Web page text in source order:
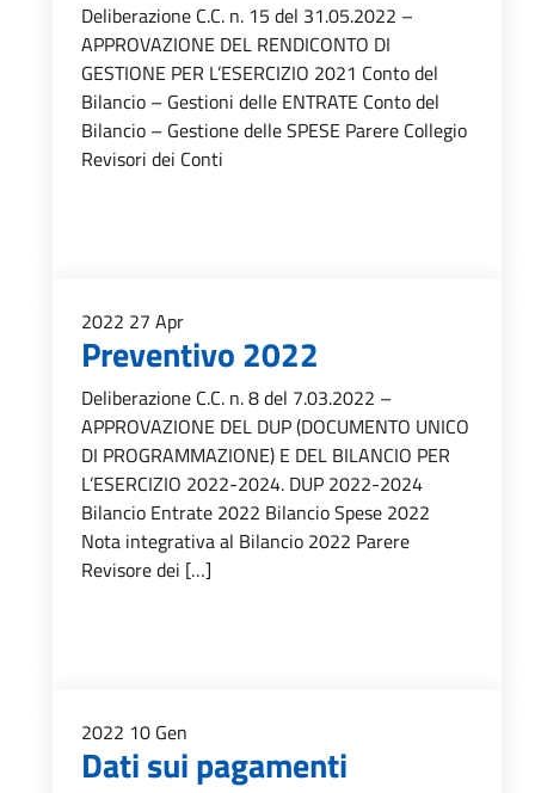
Deliberazione C.C. n. 15 del 31.05.2022 –
APPROVAZIONE DEL RENDICONTO DI
GESTIONE PER L’ESERCIZIO 2021 Conto del
Bilancio – Gestioni delle ENTRATE Conto del
Bilancio – Gestione delle SPESE Parere Collegio
Revisori dei Conti
2022 27 Apr
Preventivo 2022
Deliberazione C.C. n. 8 del 7.03.2022 –
APPROVAZIONE DEL DUP (DOCUMENTO UNICO
DI PROGRAMMAZIONE) E DEL BILANCIO PER
L’ESERCIZIO 2022-2024. DUP 2022-2024
Bilancio Entrate 2022 Bilancio Spese 2022
Nota integrativa al Bilancio 2022 Parere
Revisore dei […]
2022 10 Gen
Dati sui pagamenti